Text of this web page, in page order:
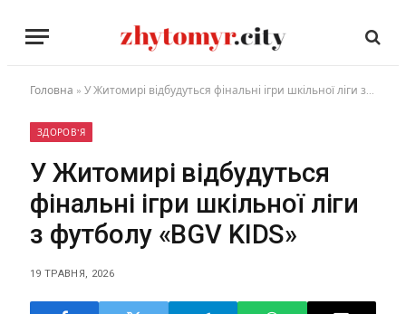
Головна » У Житомирі відбудуться фінальні ігри шкільної ліги з футболу «BGV KIDS»
ЗДОРОВ'Я
У Житомирі відбудуться
фінальні ігри шкільної ліги
з футболу «BGV KIDS»
19 ТРАВНЯ, 2026